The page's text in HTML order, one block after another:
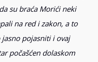
su braća Morići neki
na red i zakon, a to
pojasniti i ovaj
počašćen dolaskom